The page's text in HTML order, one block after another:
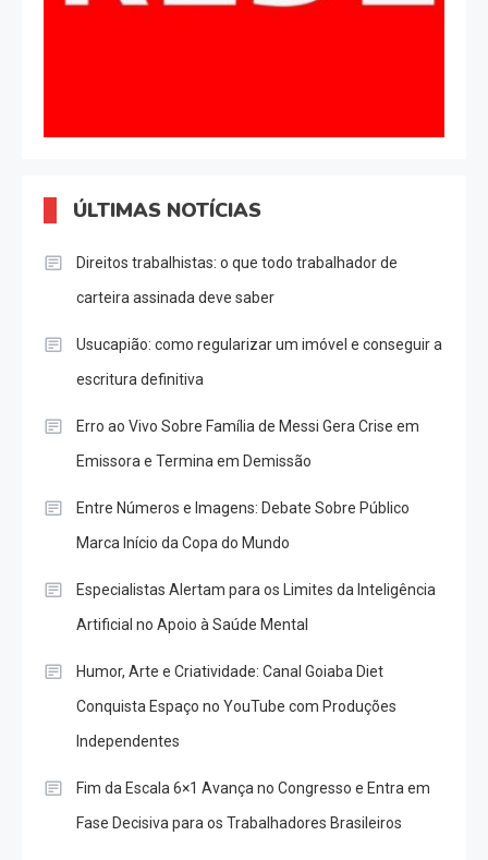
ÚLTIMAS NOTÍCIAS
Direitos trabalhistas: o que todo trabalhador de
carteira assinada deve saber
Usucapião: como regularizar um imóvel e conseguir a
escritura definitiva
Erro ao Vivo Sobre Família de Messi Gera Crise em
Emissora e Termina em Demissão
Entre Números e Imagens: Debate Sobre Público
Marca Início da Copa do Mundo
Especialistas Alertam para os Limites da Inteligência
Artificial no Apoio à Saúde Mental
Humor, Arte e Criatividade: Canal Goiaba Diet
Conquista Espaço no YouTube com Produções
Independentes
Fim da Escala 6×1 Avança no Congresso e Entra em
Fase Decisiva para os Trabalhadores Brasileiros